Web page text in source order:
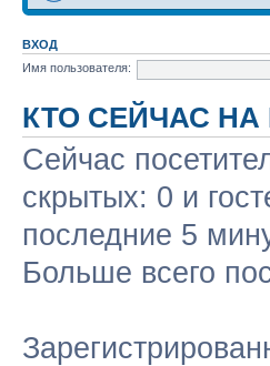
ВХОД
Имя пользователя:
КТО СЕЙЧАС
Сейчас
скрытых: 0 и
последние 5
Больше всего